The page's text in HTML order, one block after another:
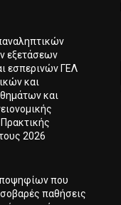
εξετάσεων
εσπερινών ΓΕΛ
και
και
2026
που
παθήσεις